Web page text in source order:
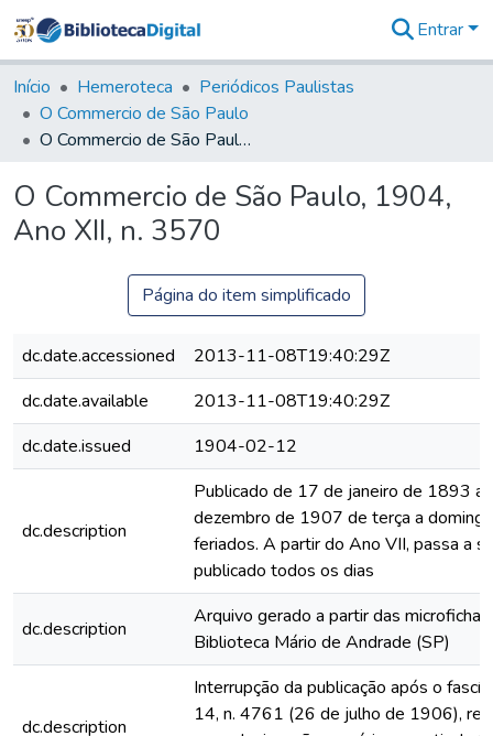
&
Coleções
Tudo na
Biblioteca
Estatísticas
Entrar
Início Hemeroteca
Periódicos Paulistas
O Commercio de São Paulo
O Commercio de São Paulo, 1904, Ano XII, n. 3570
O Commercio de São Paulo, 1904,
Ano XII, n. 3570
Página do item simplificado
dc.date.accessioned
2013-11-08T19:40:29Z
dc.date.available
2013-11-08T19:40:29Z
dc.date.issued
1904-02-12
dc.description
Publicado de 17 de janeiro de 1893 a
dezembro de 1907 de terça a
feriados. A partir do Ano VII, passa a
publicado todos os dias
dc.description
Arquivo gerado a partir das
Biblioteca Mário de Andrade (SP)
dc.description
Interrupção da publicação após o
14, n. 4761 (26 de julho de 1906),